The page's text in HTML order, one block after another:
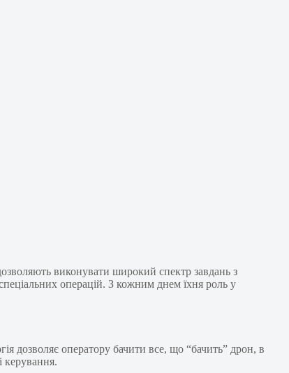
виконувати широкий спектр завдань з
операцій. З кожним днем їхня роль у
дозволяє оператору бачити все, що “бачить” дрон, в
керування.